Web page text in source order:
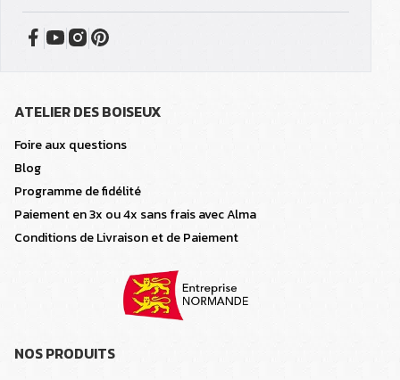
ATELIER DES BOISEUX
Foire aux questions
Blog
Programme de fidélité
Paiement en 3x ou 4x sans frais avec Alma
Conditions de Livraison et de Paiement
NOS PRODUITS